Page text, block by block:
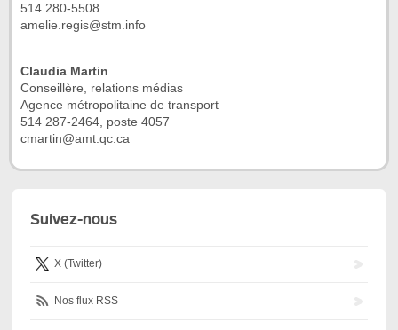
514 280-5508
amelie.regis@stm.info
Claudia Martin
Conseillère, relations médias
Agence métropolitaine de transport
514 287-2464, poste 4057
cmartin@amt.qc.ca
Suivez-nous
X (Twitter)
Nos flux RSS